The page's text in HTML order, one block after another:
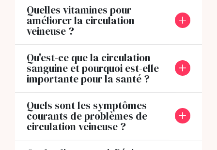
Quelles vitamines pour
améliorer la circulation
veineuse ?
Qu'est-ce que la circulation
sanguine et pourquoi est-elle
importante pour la santé ?
Quels sont les symptômes
courants de problèmes de
circulation veineuse ?